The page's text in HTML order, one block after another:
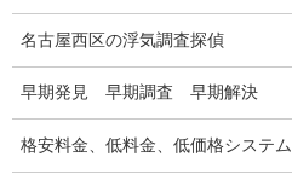
調査費用と調査日数の目安
浮気調査料金の比較例
GPS検索調査
名古屋西区の浮気調査探偵
早期発見 早期調査 早期解決
格安料金、低料金、低価格システ